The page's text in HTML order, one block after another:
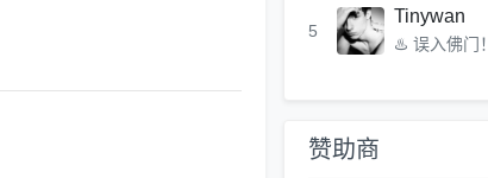
5
Tinywan
♨️ 误入佛门！
赞助商